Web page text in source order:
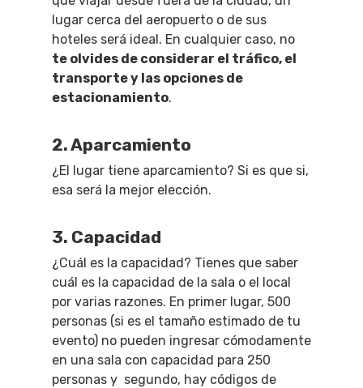
lugar cerca del aeropuerto o de sus
hoteles será ideal. En cualquier caso, no
te olvides de considerar el tráfico, el
transporte y las opciones de
estacionamiento.
2. Aparcamiento
¿El lugar tiene aparcamiento? Si es que si,
esa será la mejor elección.
3. Capacidad
¿Cuál es la capacidad? Tienes que saber
cuál es la capacidad de la sala o el local
por varias razones. En primer lugar, 500
personas (si es el tamaño estimado de tu
evento) no pueden ingresar cómodamente
en una sala con capacidad para 250
personas y segundo, hay códigos de